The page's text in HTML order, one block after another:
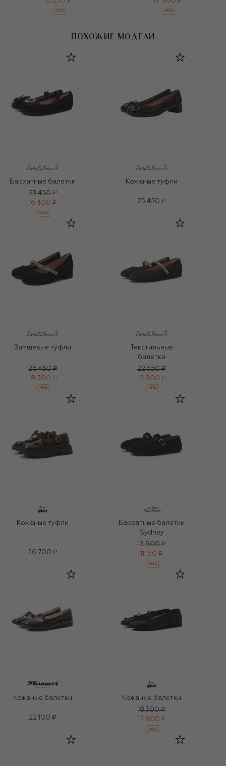
-30% -30%
ПОХОЖИЕ МОДЕЛИ
Бархатные балетки
23 450 ₽
16 400 ₽
-30%
Кожаные туфли
25 450 ₽
Замшевые туфли
26 450 ₽
18 500 ₽
-30%
Текстильные
балетки
22 550 ₽
15 800 ₽
-30%
Кожаные туфли
26 700 ₽
Бархатные балетки
Sydney
15 900 ₽
11 150 ₽
-30%
Кожаные балетки
22 100 ₽
Кожаные балетки
18 300 ₽
12 800 ₽
-30%